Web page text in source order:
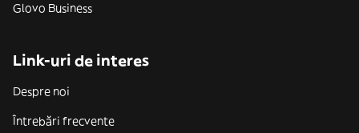
Glovo Business
Link-uri de interes
Despre noi
Întrebări frecvente